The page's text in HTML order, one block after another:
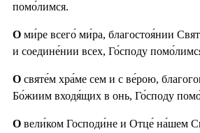
помо́лимся.
О ми́ре всего́ ми́ра, благостоя́нии
и соедине́нии всех, Го́споду
О святе́м хра́ме сем и с ве́рою,
Бо́жиим входя́щих в онь, Го́споду
О вели́ком Господи́не и Отце́ на́шем